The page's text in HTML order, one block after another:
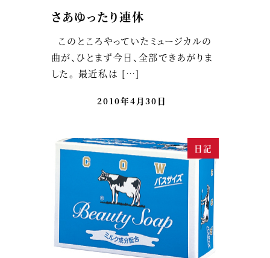
さあゆったり連休
このところやっていたミュージカルの
曲が、ひとまず今日、全部できあがりま
した。 最近私は […]
2010年4月30日
日記